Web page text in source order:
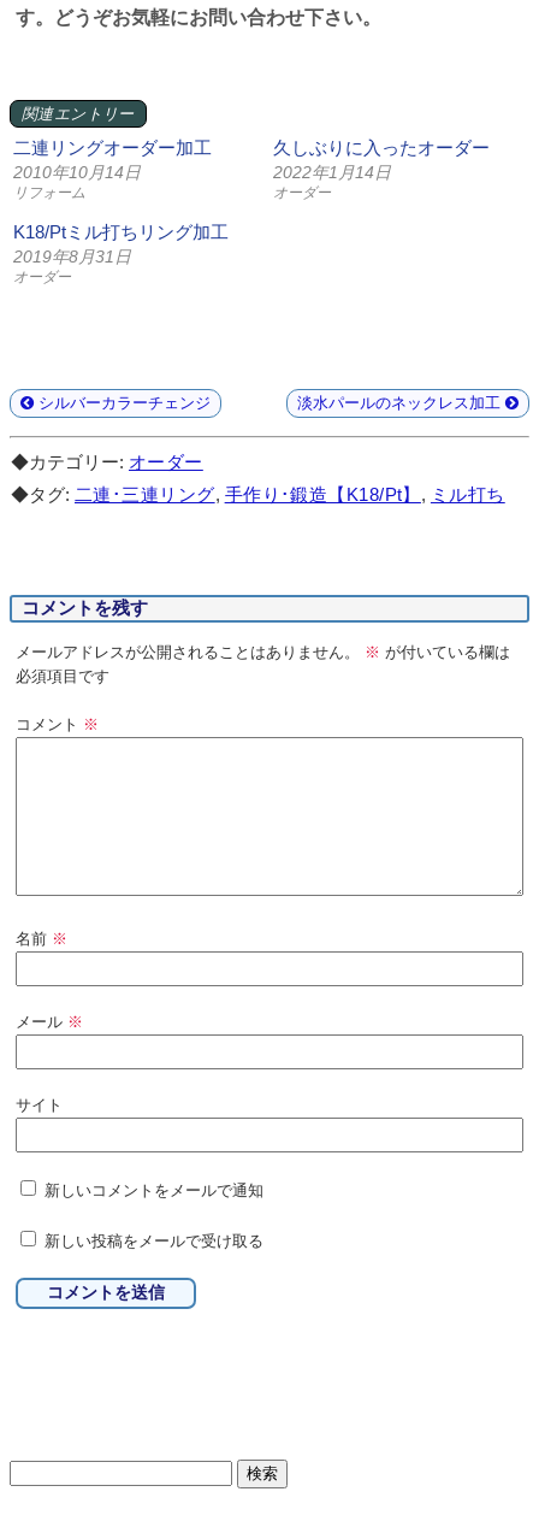
す。どうぞお気軽にお問い合わせ下さい。
関連エントリー
二連リングオーダー加工
2010年10月14日
リフォーム
久しぶりに入ったオーダー
2022年1月14日
オーダー
K18/Ptミル打ちリング加工
2019年8月31日
オーダー
シルバーカラーチェンジ 淡水パールのネックレス加工
◆カテゴリー: オーダー
◆タグ: 二連･三連リング, 手作り･鍛造【K18/Pt】 , ミル打ち
コメントを残す
メールアドレスが公開されることはありません。 ※ が付いている欄は
必須項目です
コメント ※
名前 ※
メール ※
サイト
新しいコメントをメールで通知
新しい投稿をメールで受け取る